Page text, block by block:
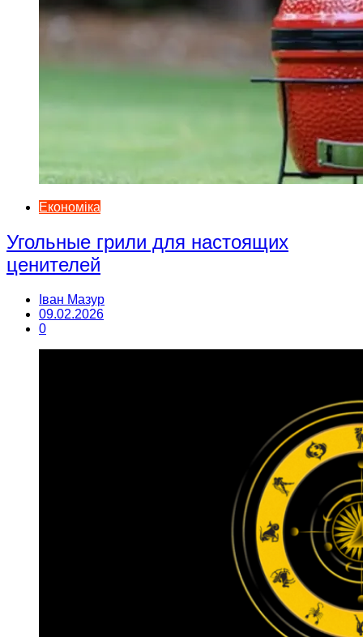
Економіка
Угольные грили для настоящих
ценителей
Іван Мазур
09.02.2026
0